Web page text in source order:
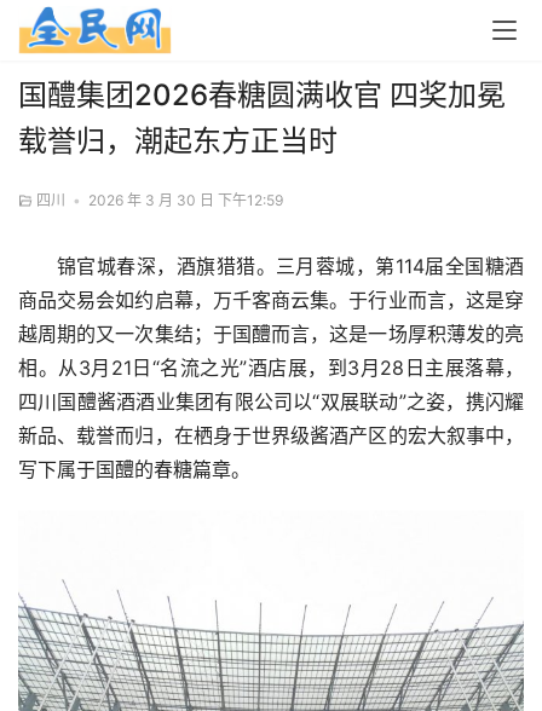
国醴集团2026春糖圆满收官 四奖加冕
载誉归，潮起东方正当时
四川 • 2026 年 3 月 30 日 下午12:59
锦官城春深，酒旗猎猎。三月蓉城，第114届全国糖酒
商品交易会如约启幕，万千客商云集。于行业而言，这是穿
越周期的又一次集结；于国醴而言，这是一场厚积薄发的亮
相。从3月21日“名流之光”酒店展，到3月28日主展落幕，
四川国醴酱酒酒业集团有限公司以“双展联动”之姿，携闪耀
新品、载誉而归，在栖身于世界级酱酒产区的宏大叙事中，
写下属于国醴的春糖篇章。